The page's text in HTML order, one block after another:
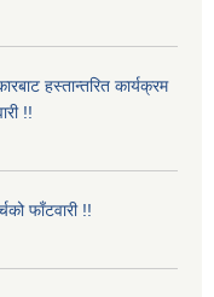
हस्तान्तरित कार्यक्रम
!!
फाँटवारी !!